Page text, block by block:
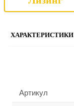
ХАРАКТЕРИСТИКИ
Артикул